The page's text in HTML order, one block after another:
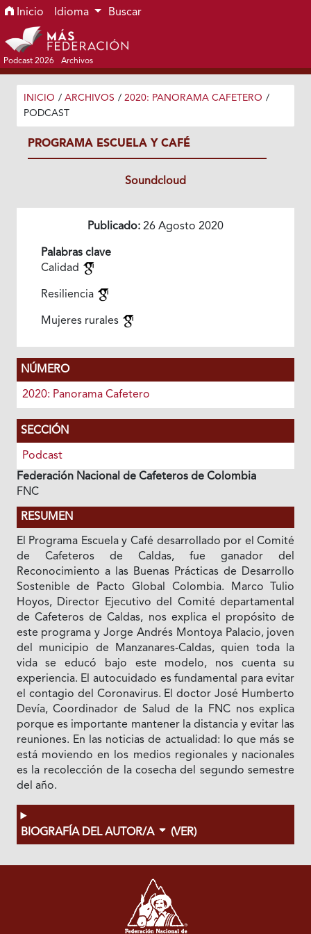
Ir al menú de navegación principal
Ir al contenido principal
Ir al pie de página del sitio
Inicio Idioma Buscar
Podcast 2026 Archivos
INICIO / ARCHIVOS / 2020: PANORAMA CAFETERO /
PODCAST
PROGRAMA ESCUELA Y CAFÉ
Soundcloud
Publicado: 26 Agosto 2020
Palabras clave
Calidad
Resiliencia
Mujeres rurales
NÚMERO
2020: Panorama Cafetero
SECCIÓN
Podcast
Federación Nacional de Cafeteros de Colombia
FNC
RESUMEN
El Programa Escuela y Café desarrollado por el Comité
de Cafeteros de Caldas, fue ganador del
Reconocimiento a las Buenas Prácticas de Desarrollo
Sostenible de Pacto Global Colombia. Marco Tulio
Hoyos, Director Ejecutivo del Comité departamental
de Cafeteros de Caldas, nos explica el propósito de
este programa y Jorge Andrés Montoya Palacio, joven
del municipio de Manzanares-Caldas, quien toda la
vida se educó bajo este modelo, nos cuenta su
experiencia. El autocuidado es fundamental para evitar
el contagio del Coronavirus. El doctor José Humberto
Devía, Coordinador de Salud de la FNC nos explica
porque es importante mantener la distancia y evitar las
reuniones. En las noticias de actualidad: lo que más se
está moviendo en los medios regionales y nacionales
es la recolección de la cosecha del segundo semestre
del año.
BIOGRAFÍA DEL AUTOR/A (VER)